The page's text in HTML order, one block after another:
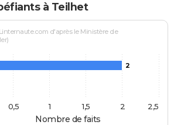
à Teilhet
Nombre de faits
d'après le Ministère de
2
0,5 1 1,5 2 2,5